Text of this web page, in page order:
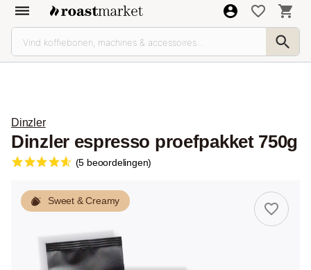
Dinzler
Dinzler espresso proefpakket 750g
(5 beoordelingen)
Sweet & Creamy